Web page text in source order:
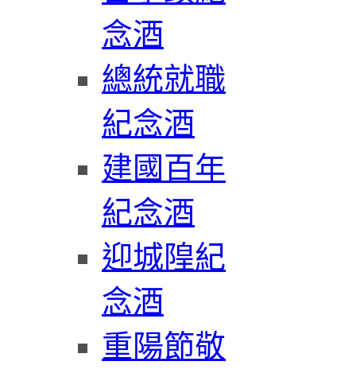
念酒
總統就職
紀念酒
建國百年
紀念酒
迎城隍紀
念酒
重陽節敬